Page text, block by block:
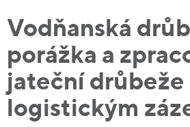
Vodňanská
porážka a
jateční drůbeže
logistickým